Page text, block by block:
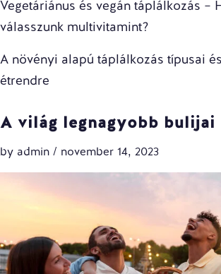
Vegetáriánus és vegán táplálkozás –
válasszunk multivitamint?
A növényi alapú táplálkozás típusai
étrendre
A világ legnagyobb bulijai
by admin / november 14, 2023